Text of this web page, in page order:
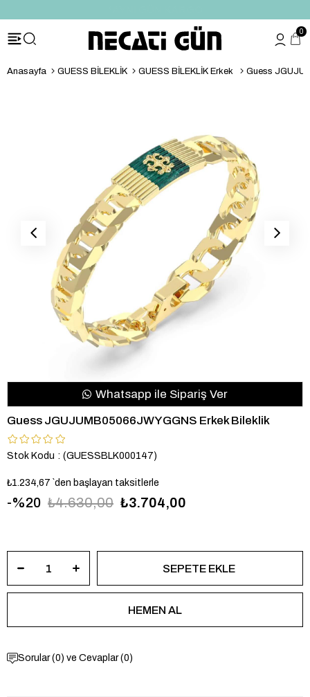
0
Anasayfa GUESS BİLEKLİK GUESS BİLEKLİK Erkek Guess
Whatsapp ile Sipariş Ver
Guess JGUJUMB05066JWYGGNS Erkek Bileklik
Stok Kodu (GUESSBLK000147)
₺1.234,67 `den başlayan taksitlerle
20 ₺4.630,00 ₺3.704,00
Sorular (0) ve Cevaplar (0)